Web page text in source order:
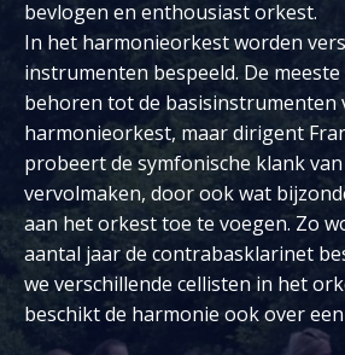
bevlogen en enthousiast orkest.
In het harmonieorkest worden
instrumenten bespeeld. De
behoren tot de basisinstrumenten
harmonieorkest, maar dirigent
probeert de symfonische klank
vervolmaken, door ook wat
aan het orkest toe te voegen. Zo
aantal jaar de contrabasklarinet
we verschillende cellisten in het
beschikt de harmonie ook over